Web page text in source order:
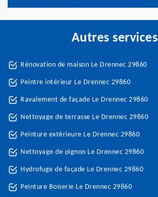
Autres services
Rénovation de maison Le Drennec 29860
Peintre intérieur Le Drennec 29860
Ravalement de façade Le Drennec 29860
Nettoyage de terrasse Le Drennec 29860
Peinture extérieure Le Drennec 29860
Nettoyage de pignon Le Drennec 29860
Hydrofuge de façade Le Drennec 29860
Peinture Boiserie Le Drennec 29860